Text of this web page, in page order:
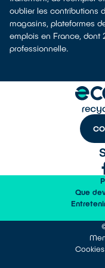
oublier les contributions
magasins, plateformes
emplois en France, dont
professionnelle.
Que